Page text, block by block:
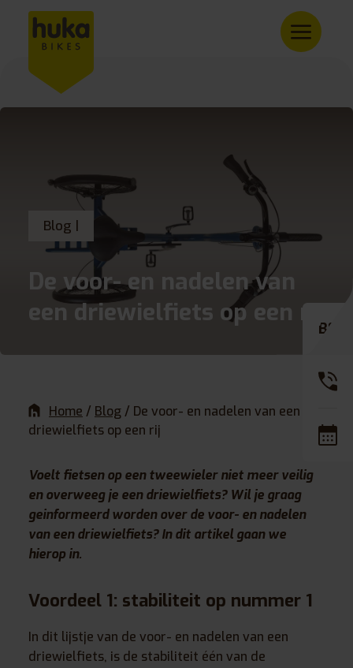
Blog |
De voor- en nadelen van
een driewielfiets op een rij
Home / Blog / De voor- en nadelen van een
driewielfiets op een rij
Voelt fietsen op een tweewieler niet meer veilig
en overweeg je een driewielfiets? Wil je graag
geinformeerd worden over de voor- en nadelen
van een driewielfiets? In dit artikel gaan we
hierop in.
Voordeel 1: stabiliteit op nummer 1
In dit lijstje van de voor- en nadelen van een
driewielfiets, is de stabiliteit één van de
BE